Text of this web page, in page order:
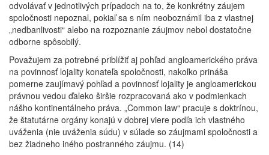
odvolávať v jednotlivých prípadoch na to, že konkrétny záujem
spoločnosti nepoznal, pokiaľ sa s ním neoboznámil iba z vlastnej
„nedbanlivosti“ alebo na rozpoznanie záujmov nebol dostatočne
odborne spôsobilý.
Považujem za potrebné priblížiť aj pohľad angloamerického práva
na povinnosť lojality konateľa spoločnosti, nakoľko prináša
pomerne zaujímavý pohľad a povinnosť lojality je angloamerickou
právnou vedou ďaleko širšie rozpracovaná ako v podmienkach
nášho kontinentálneho práva. „Common law“ pracuje s doktrínou,
že štatutárne orgány konajú v dobrej viere podľa ich vlastného
uváženia (nie uváženia súdu) v súlade so záujmami spoločnosti a
bez žiadneho iného postranného záujmu. (14)